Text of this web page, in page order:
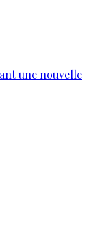
une nouvelle